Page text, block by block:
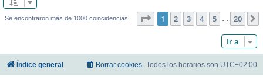
Se encontraron más de 1000 coincidencias Página de 20
1 2 3 4 5 … 20
Ir a
Índice general Todos los horarios son UTC+02:00
Borrar cookies